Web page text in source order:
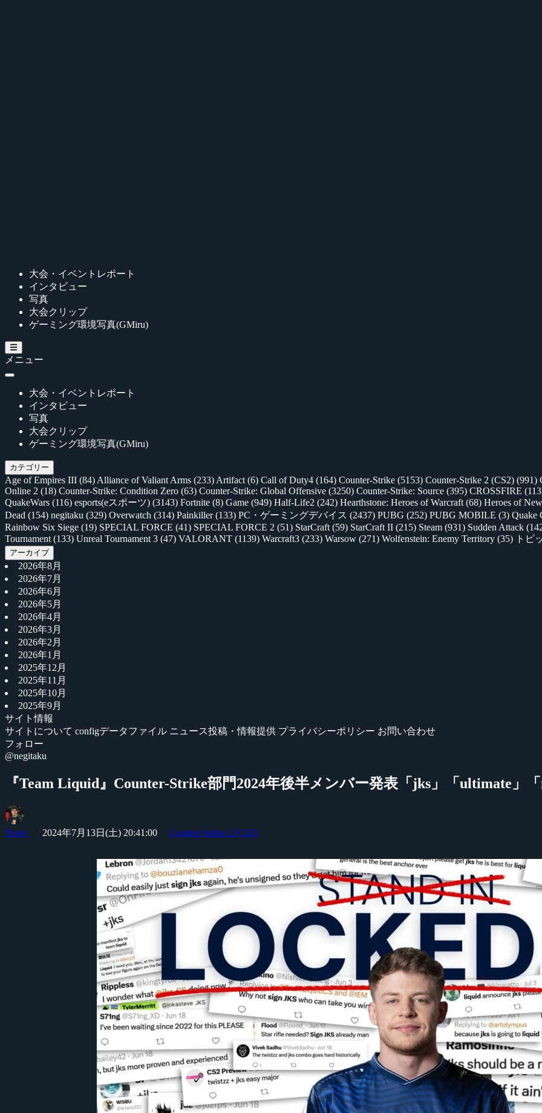
大会・イベントレポート
インタビュー
写真
大会クリップ
ゲーミング環境写真(GMiru)
メニュー
大会・イベントレポート
インタビュー
写真
大会クリップ
ゲーミング環境写真(GMiru)
カテゴリー
Age of Empires III (84) Alliance of Valiant Arms (233) Artifact (6) Call of Duty4 (164) Counter-Strike (5153) Counter-Strike 2 (CS2) (991)
Online 2 (18) Counter-Strike: Condition Zero (63) Counter-Strike: Global Offensive (3250) Counter-Strike: Source (395) CROSSFIRE
QuakeWars (116) esports(eスポーツ) (3143) Fortnite (8) Game (949) Half-Life2 (242) Hearthstone: Heroes of Warcraft (68) Heroes of
Dead (154) negitaku (329) Overwatch (314) Painkiller(133) PC・ゲーミングデバイス (2437) PUBG (252) PUBG MOBILE (3) Quake
Rainbow Six Siege (19) SPECIAL FORCE (41) SPECIAL FORCE 2 (51) StarCraft (59) StarCraft II (215) Steam (931) Sudden Attack
Tournament (133) Unreal Tournament 3 (47) VALORANT (1139) Warcraft3 (233) Warsow (271) Wolfenstein: Enemy Territory (35) トピ
アーカイブ
2026年8月
2026年7月
2026年6月
2026年5月
2026年4月
2026年3月
2026年2月
2026年1月
2025年12月
2025年11月
2025年10月
2025年9月
サイト情報
サイトについて configデータファイル ニュース投稿・情報提供 プライバシーポリシー お問い合わせ
フォロー
@negitaku
『Team Liquid』Counter-Strike部門2024年後半メンバー発表「jks」「ultimate」
Yossy 2024年7月13日(土) 20:41:00 Counter-Strike 2 (CS2)